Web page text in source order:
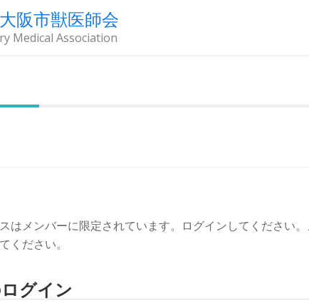
阪市獣医師会
Medical Association
はメンバーに限定されています。ログインしてください
ください。
グイン